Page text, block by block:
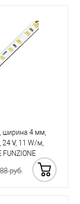
Купить в 1 клик
ширина 4 мм,
V, 11 W/м,
FUNZIONE
руб.
Купить в 1 клик